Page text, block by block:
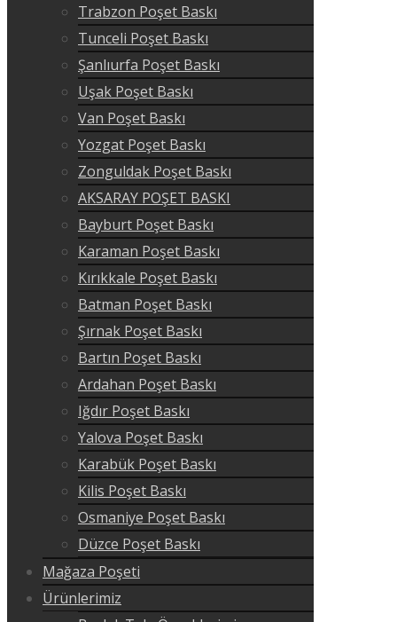
Trabzon Poşet Baskı
Tunceli Poşet Baskı
Şanlıurfa Poşet Baskı
Uşak Poşet Baskı
Van Poşet Baskı
Yozgat Poşet Baskı
Zonguldak Poşet Baskı
AKSARAY POŞET BASKI
Bayburt Poşet Baskı
Karaman Poşet Baskı
Kırıkkale Poşet Baskı
Batman Poşet Baskı
Şırnak Poşet Baskı
Bartın Poşet Baskı
Ardahan Poşet Baskı
Iğdır Poşet Baskı
Yalova Poşet Baskı
Karabük Poşet Baskı
Kilis Poşet Baskı
Osmaniye Poşet Baskı
Düzce Poşet Baskı
Mağaza Poşeti
Ürünlerimiz